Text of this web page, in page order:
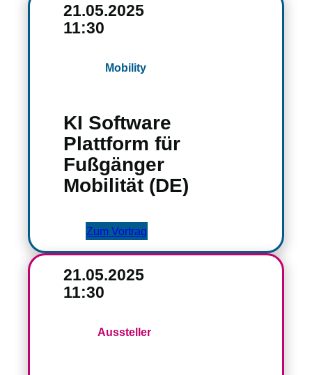
21.05.2025
11:30
Mobility
KI Software
Plattform für
Fußgänger
Mobilität (DE)
Zum Vortrag
21.05.2025
11:30
Aussteller